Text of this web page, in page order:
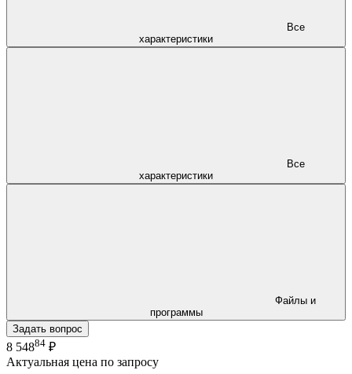
характеристики
характеристики
программы
Задать вопрос
8 54884 ₽
Актуальная цена по запросу